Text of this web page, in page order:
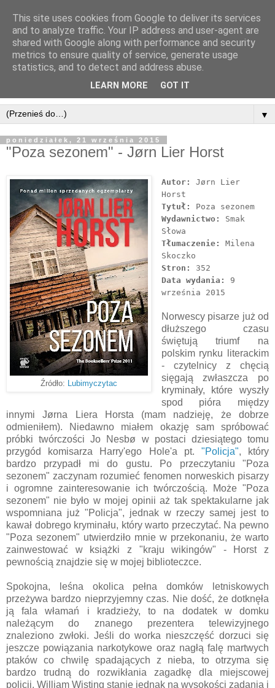
▼
poniedziałek, 21 września 2015
"Poza sezonem" - Jørn Lier Horst
Źródło: Lubimyczytac
Autor:
Jørn Lier
Horst
Tytuł:
Poza sezonem
Wydawnictwo:
Smak
Słowa
Tłumaczenie:
Milena
Skoczko
Stron:
352
Data wydania:
9
września 2015
Norwescy pisarze już od
dłuższego czasu
świętują triumf na
polskim rynku literackim
- czytelnicy z chęcią
sięgają zwłaszcza po
kryminały, które wyszły
spod pióra między
innymi Jørna Liera Horsta (mam nadzieję, że dobrze
odmieniłem). Niedawno miałem okazję sam spróbować
próbki twórczości Jo Nesbø w postaci dziesiątego tomu
przygód komisarza Harry'ego Hole'a pt. "Policja", który
bardzo przypadł mi do gustu. Po przeczytaniu "Poza
sezonem" zaczynam rozumieć fenomen norweskich pisarzy
i ogromne zainteresowanie ich twórczością. Może "Poza
sezonem" nie było w mojej opinii aż tak spektakularne jak
wspomniana już "Policja", jednak w rzeczy samej jest to
kawał dobrego kryminału, który warto przeczytać. Na pewno
"Poza sezonem" utwierdziło mnie w przekonaniu, że warto
zainwestować w książki z "kraju wikingów" - Horst z
pewnością znajdzie się w mojej biblioteczce.
Spokojna, leśna okolica pełna domków letniskowych
przeżywa bardzo nieprzyjemny czas. Nie dość, że dotknęła
ją fala włamań i kradzieży, to na dodatek w domku
należącym do znanego prezentera telewizyjnego
znaleziono zwłoki. Jeśli do worka nieszczęść dorzuci się
jeszcze powiązania narkotykowe oraz nagłą falę martwych
ptaków co chwilę spadających z nieba, to otrzyma się
bardzo trudną do rozwikłania zagadkę dla miejscowej
policji. William Wisting stanie jednak na wysokości zadania i
This site uses cookies from Google to deliver its services
and to analyze traffic. Your IP address and user-agent are
shared with Google along with performance and security
metrics to ensure quality of service, generate usage
statistics, and to detect and address abuse.
LEARN MORE GOT IT